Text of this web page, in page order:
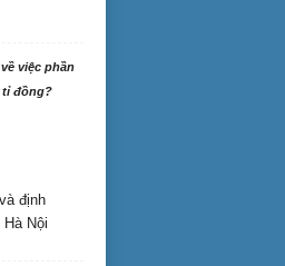
việc phần
tỉ đồng?
định
Nội